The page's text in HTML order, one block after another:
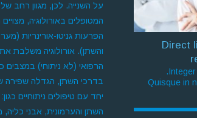
Direct
Quisque in
על השנייה. לכן, מגוון רחב
המטופלים באורולוגיה,
הפרעות גניטו-אורינריות
והשתן). אורולוגיה משלבת
הרפואי (לא ניתוחי) במצבים
בדרכי השתן, הגדלה שפירה
יחד עם טיפולים ניתוחיים
השתן והערמונית, אבני כליה,